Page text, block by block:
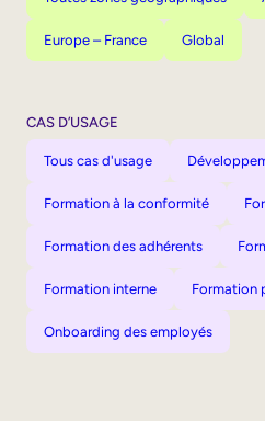
Europe – France Global
CAS D’USAGE
Tous cas d'usage
Formation à la conformité
Formation des adhérents
Formation interne Formation
Onboarding des employés